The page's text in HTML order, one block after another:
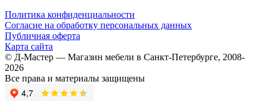
Политика конфиденциальности
Согласие на обработку персональных данных
Публичная оферта
Карта сайта
© Д-Мастер — Магазин мебели в Санкт-Петербурге, 2008-
2026
Все права и материалы защищены